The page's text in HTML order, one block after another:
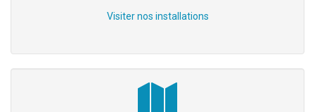
Visiter nos installations